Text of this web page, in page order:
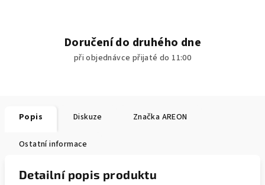
Doručení do druhého dne
při objednávce přijaté do 11:00
Popis Diskuze Značka AREON
Ostatní informace
Detailní popis produktu